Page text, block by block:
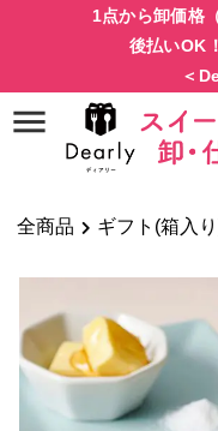
1点から卸価格
後払いOK
＜
全商品 ギフト(箱入